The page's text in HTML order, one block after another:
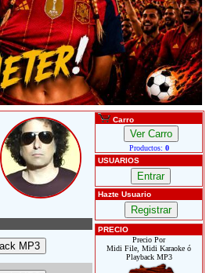
Carro
Productos: 0
USUARIOS
Hazte Usuario
PRECIO
Precio Por
Midi File, Midi Karaoke ó
Playback MP3